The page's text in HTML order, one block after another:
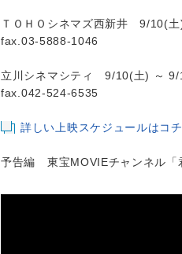
ＴＯＨＯシネマズ西新井 9/10(
fax.03-5888-1046
立川シネマシティ 9/10(土) ～ 9/
fax.042-524-6535
詳しい上映スケジュールはコ
予告編 東宝MOVIEチャンネル「